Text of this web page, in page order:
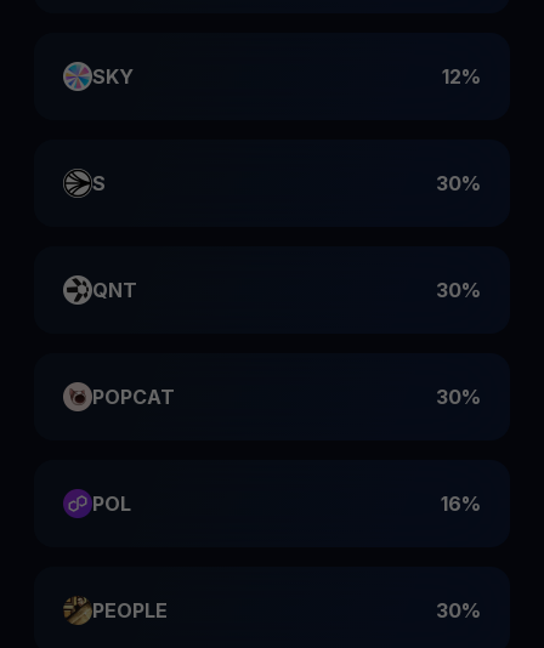
SKY 12%
S 30%
QNT 30%
POPCAT 30%
POL 16%
PEOPLE 30%